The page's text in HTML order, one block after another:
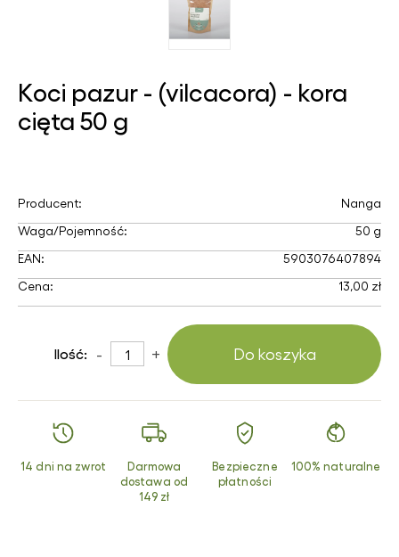
Koci pazur - (vilcacora) - kora
cięta 50 g
Producent:
Nanga
Waga/Pojemność:
50 g
EAN:
5903076407894
Cena:
13,00 zł
Ilość: - + Do koszyka
14 dni na zwrot
Darmowa
dostawa od
149 zł
Bezpieczne
płatności
100% naturalne